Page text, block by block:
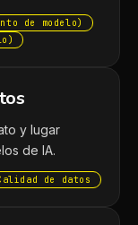
de modelo)
y lugar
de IA.
de datos